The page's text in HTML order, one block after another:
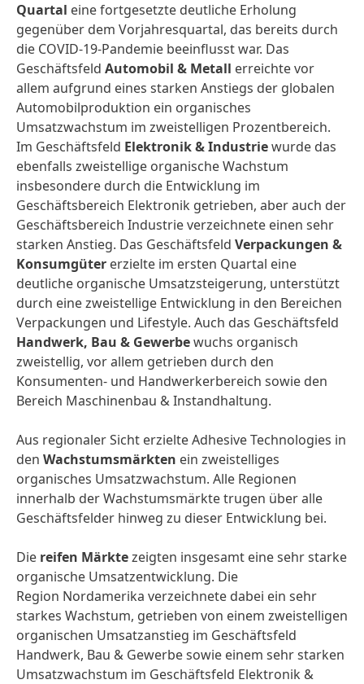
Quartal eine fortgesetzte deutliche Erholung
gegenüber dem Vorjahresquartal, das bereits durch
die COVID-19-Pandemie beeinflusst war. Das
Geschäftsfeld Automobil & Metall erreichte vor
allem aufgrund eines starken Anstiegs der globalen
Automobilproduktion ein organisches
Umsatzwachstum im zweistelligen Prozentbereich.
Im Geschäftsfeld Elektronik &Industriewurde das
ebenfalls zweistellige organische Wachstum
insbesondere durch die Entwicklung im
Geschäftsbereich Elektronik getrieben, aber auch der
Geschäftsbereich Industrie verzeichnete einen sehr
starken Anstieg. Das Geschäftsfeld Verpackungen &
Konsumgüter erzielte im ersten Quartal eine
deutliche organische Umsatzsteigerung, unterstützt
durch eine zweistellige Entwicklung in den Bereichen
Verpackungen und Lifestyle. Auch das Geschäftsfeld
Handwerk, Bau & Gewerbewuchs organisch
zweistellig, vor allem getrieben durch den
Konsumenten- und Handwerkerbereich sowie den
Bereich Maschinenbau & Instandhaltung.
Aus regionaler Sicht erzielte Adhesive Technologies in
den Wachstumsmärkten ein zweistelliges
organisches Umsatzwachstum. Alle Regionen
innerhalb der Wachstumsmärkte trugen über alle
Geschäftsfelder hinweg zu dieser Entwicklung bei.
Die reifen Märktezeigten insgesamt eine sehr starke
organische Umsatzentwicklung. Die
Region Nordamerika verzeichnete dabei ein sehr
starkes Wachstum, getrieben von einem zweistelligen
organischen Umsatzanstieg im Geschäftsfeld
Handwerk, Bau & Gewerbe sowie einem sehr starken
Umsatzwachstum im Geschäftsfeld Elektronik &